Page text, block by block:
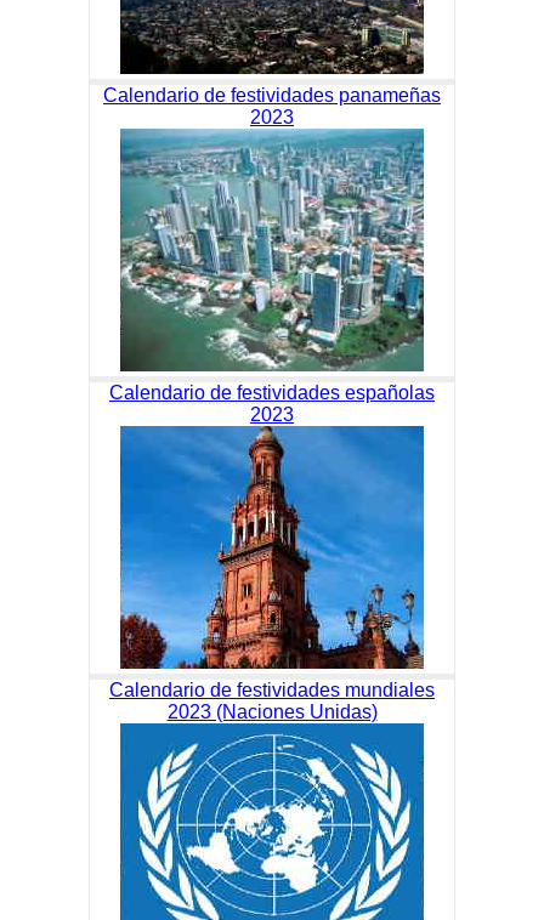
Calendario de festividades panameñas
2023
Calendario de festividades españolas
2023
Calendario de festividades mundiales
2023 (Naciones Unidas)